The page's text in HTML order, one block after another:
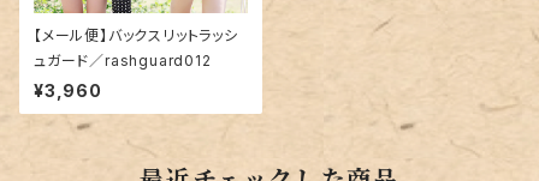
【メール便】バックスリットラッシ
ュガード／rashguard012
¥3,960